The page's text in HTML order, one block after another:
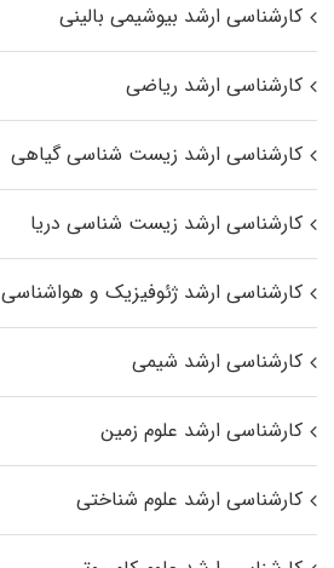
کارشناسی ارشد بیوشیمی بالینی
کارشناسی ارشد ریاضی
کارشناسی ارشد زیست‌ شناسی گیاهی
کارشناسی ارشد زیست‌ شناسی دریا
کارشناسی ارشد ژئوفیزیک و هواشناسی
کارشناسی ارشد شیمی
کارشناسی ارشد علوم زمین
کارشناسی ارشد علوم شناختی